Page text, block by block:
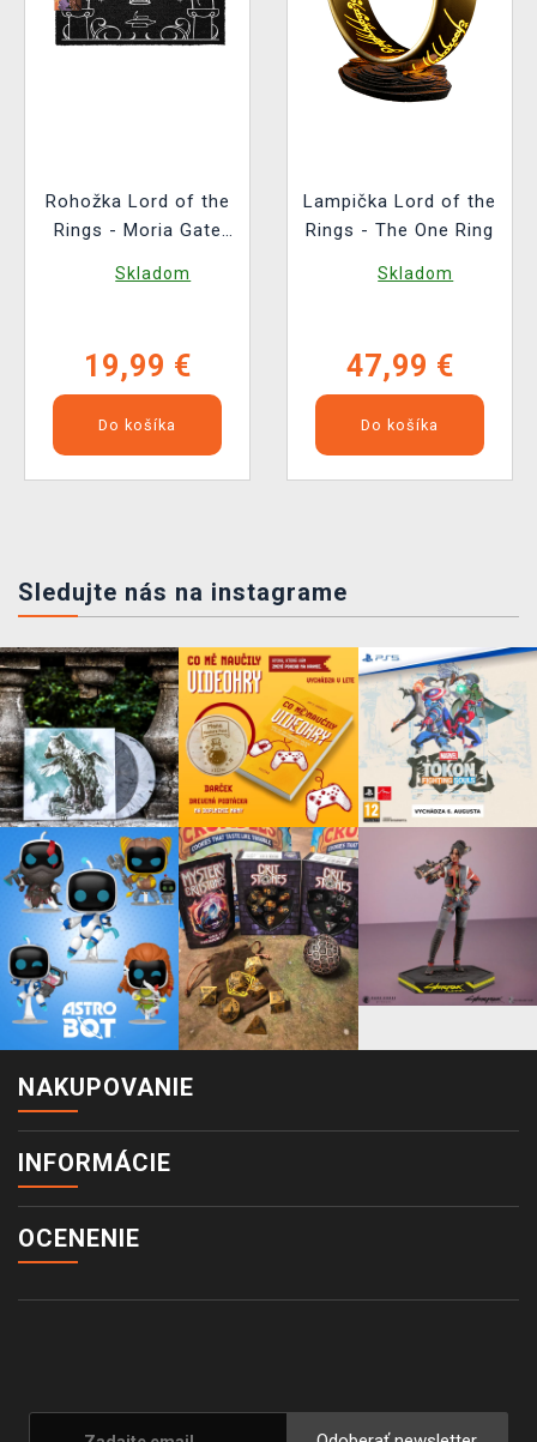
Rohožka Lord of the
Rings - Moria Gate
Skladom
19,99 €
Do košíka
Lampička Lord of the
Rings - The One Ring
Skladom
47,99 €
Do košíka
Sledujte nás na instagrame
NAKUPOVANIE
INFORMÁCIE
OCENENIE